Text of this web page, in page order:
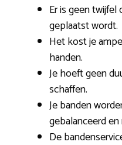
Er is geen
geplaatst wordt.
Het kost je
handen.
Je hoeft geen
schaffen.
Je banden
gebalanceerd
De